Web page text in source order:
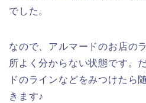
でした。
なので、アルマードのお店の
所よく分からない状態です。
ドのラインなどをみつけたら
きます♪